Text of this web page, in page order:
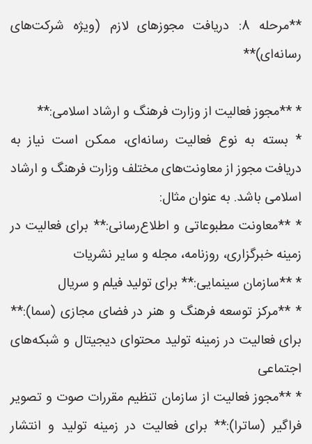
**مرحله 8: دریافت مجوزهای لازم (ویژه شرکت‌های
رسانه‌ای)**
* **مجوز فعالیت از وزارت فرهنگ و ارشاد اسلامی:**
* بسته به نوع فعالیت رسانه‌ای، ممکن است نیاز به
دریافت مجوز از معاونت‌های مختلف وزارت فرهنگ و ارشاد
اسلامی باشد. به عنوان مثال:
* **معاونت مطبوعاتی و اطلاع‌رسانی:** برای فعالیت در
زمینه خبرگزاری، روزنامه، مجله و سایر نشریات
* **سازمان سینمایی:** برای تولید فیلم و سریال
* **مرکز توسعه فرهنگ و هنر در فضای مجازی (سما):**
برای فعالیت در زمینه تولید محتوای دیجیتال و شبکه‌های
اجتماعی
* **مجوز فعالیت از سازمان تنظیم مقررات صوت و تصویر
فراگیر (ساترا):** برای فعالیت در زمینه تولید و انتشار